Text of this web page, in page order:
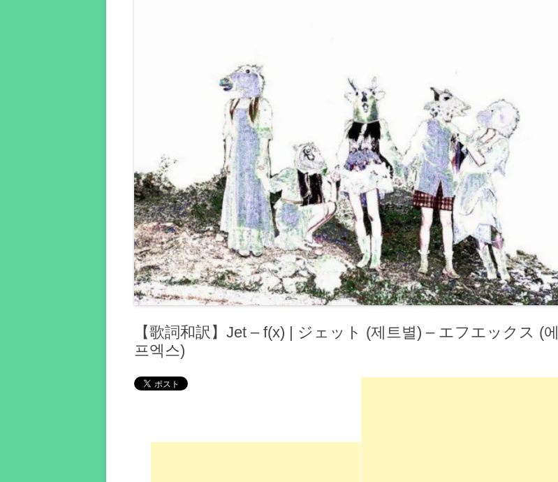
【歌詞和訳】Jet – ​f(x) | ジェット (제트별) – エフエックス (에
프엑스)